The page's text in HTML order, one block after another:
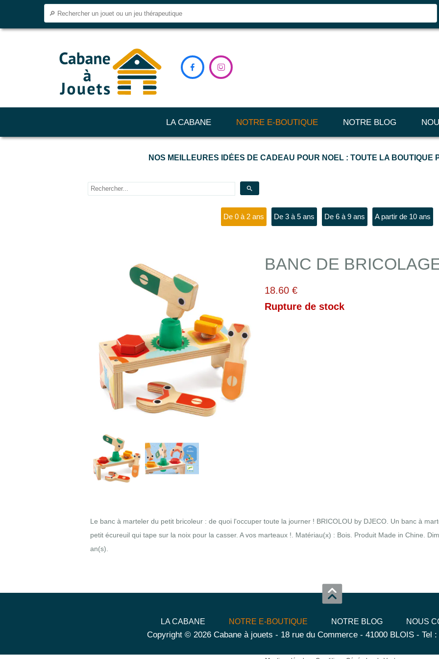
LA CABANE NOTRE E-BOUTIQUE NOTRE BLOG
LA CABANE NOTRE E-BOUTIQUE NOTRE BLOG NOUS
Copyright © 2026 Cabane à jouets - 18 rue du Commerce - 41000 BLOIS - Tel
 
NOS MEILLEURES IDÉES DE CADEAU POUR NOEL : TOUTE LA BOUTIQUE
search
De 0 à 2 ans De 3 à 5 ans De 6 à 9 ans A partir de 10 ans
BANC DE
18.60 €
Rupture de stock
Le banc à marteler du petit bricoleur : de quoi l'occuper toute la journer ! BRICOLOU by DJECO. Un banc à
petit écureuil qui tape sur la noix pour la casser. A vos marteaux !. Matériau(x) : Bois. Produit Made in Chine.
an(s).